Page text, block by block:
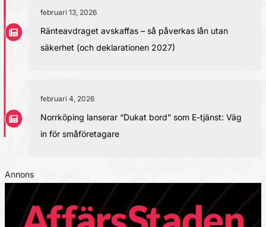
februari 13, 2026
Ränteavdraget avskaffas – så påverkas lån utan
säkerhet (och deklarationen 2027)
februari 4, 2026
Norrköping lanserar “Dukat bord” som E-tjänst: Väg
in för småföretagare
Annons